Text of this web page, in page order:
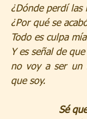
¿Dónde perdí las
¿Por qué se
Todo es culpa
Y es señal de
no voy a ser un
que soy.
Sé